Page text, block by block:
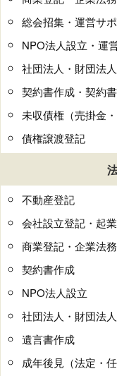
総会招集・運営サ
NPO法人設立・運
社団法人・財団法
契約書作成・契約
未収債権（売掛金
債権譲渡登記
不動産登記
会社設立登記・起
商業登記・企業法務
契約書作成
NPO法人設立
社団法人・財団法人
遺言書作成
成年後見（法定・任